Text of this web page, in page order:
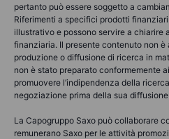
pertanto può essere soggetto a
Riferimenti a specifici prodotti
illustrativo e possono servire a chiarire
finanziaria. Il presente contenuto non è
produzione o diffusione di ricerca in
non è stato preparato conformemente
promuovere l’indipendenza della
negoziazione prima della sua diffusione.
La Capogruppo Saxo può collaborare
remunerano Saxo per le attività